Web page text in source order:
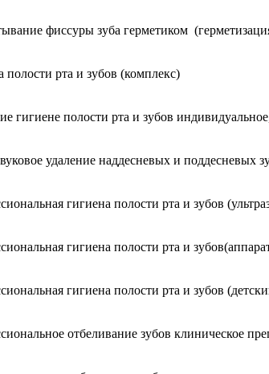
фиссуры зуба герметиком
полости рта и зубов (комплекс)
гигиене полости рта и зубов
удаление наддесневых и поддесневых
гигиена полости рта и зубов
гигиена полости рта и
гигиена полости рта и зубов
отбеливание зубов клиническое